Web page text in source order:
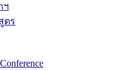
ฯ
ตร